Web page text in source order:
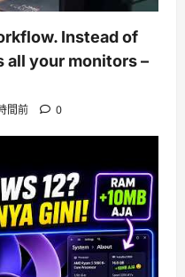
Instead of
all your monitors –
間前 0